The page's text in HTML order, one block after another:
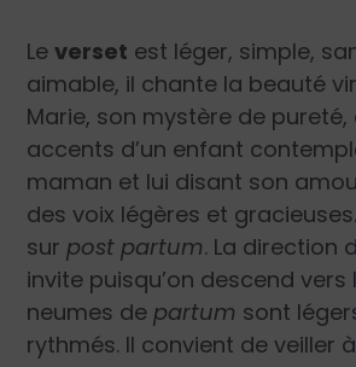
Leverset est léger, simple,
aimable, il chante la beauté
Marie, son mystère de pureté,
accents d’un enfant
maman et lui disant son
des voix légères et
sur post partum. La direction
invite puisqu’on descend vers
neumes de partum sont
rythmés. Il convient de veiller